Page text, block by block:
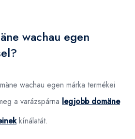
wachau egen
wachau egen márka termékei
a varázspárna legjobb domäne
kínálatát.